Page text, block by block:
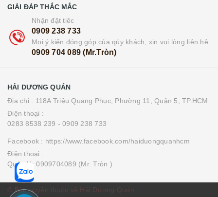
GIẢI ĐÁP THẮC MẮC
Nhận đặt tiêc
0909 238 733
Mọi ý kiến đóng góp của qúy khách, xin vui lòng liên hệ
0909 704 089 (Mr.Tròn)
HẢI DƯƠNG QUÁN
Địa chỉ : 118A Triệu Quang Phục, Phường 11, Quận 5, TP.HCM
Điện thoại :
0283 8538 239 - 0909 238 733
Facebook : https://www.facebook.com/haiduongquanhcm
Điện thoại :
Quản lý: 0909704089 (Mr. Tròn )
© Bản quyền thuộc về Hải Dương Quán